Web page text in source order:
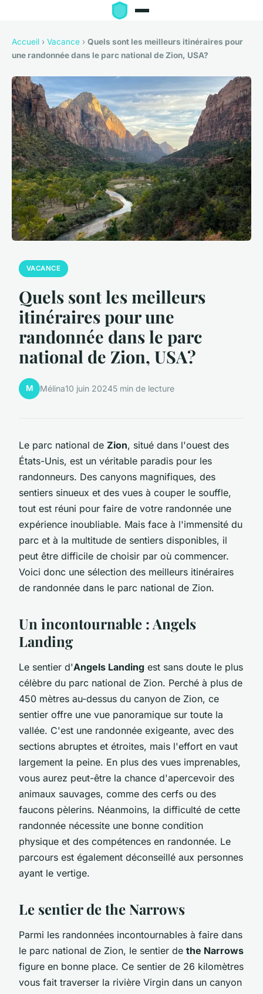
Accueil › Vacance › Quels sont les meilleurs itinéraires pour
une randonnée dans le parc national de Zion, USA?
VACANCE
Quels sont les meilleurs
itinéraires pour une
randonnée dans le parc
national de Zion, USA?
M Mélina10 juin 20245 min de lecture
Le parc national de Zion, situé dans l'ouest des
États-Unis, est un véritable paradis pour les
randonneurs. Des canyons magnifiques, des
sentiers sinueux et des vues à couper le souffle,
tout est réuni pour faire de votre randonnée une
expérience inoubliable. Mais face à l'immensité du
parc et à la multitude de sentiers disponibles, il
peut être difficile de choisir par où commencer.
Voici donc une sélection des meilleurs itinéraires
de randonnée dans le parc national de Zion.
Un incontournable : Angels
Landing
Le sentier d'Angels Landing est sans doute le plus
célèbre du parc national de Zion. Perché à plus de
450 mètres au-dessus du canyon de Zion, ce
sentier offre une vue panoramique sur toute la
vallée. C'est une randonnée exigeante, avec des
sections abruptes et étroites, mais l'effort en vaut
largement la peine. En plus des vues imprenables,
vous aurez peut-être la chance d'apercevoir des
animaux sauvages, comme des cerfs ou des
faucons pèlerins. Néanmoins, la difficulté de cette
randonnée nécessite une bonne condition
physique et des compétences en randonnée. Le
parcours est également déconseillé aux personnes
ayant le vertige.
Le sentier de the Narrows
Parmi les randonnées incontournables à faire dans
le parc national de Zion, le sentier de the Narrows
figure en bonne place. Ce sentier de 26 kilomètres
vous fait traverser la rivière Virgin dans un canyon